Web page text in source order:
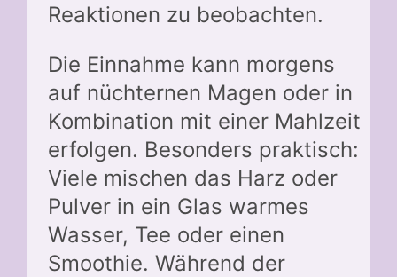
Reaktionen zu beobachten.
Die Einnahme kann morgens
auf nüchternen Magen oder in
Kombination mit einer Mahlzeit
erfolgen. Besonders praktisch:
Viele mischen das Harz oder
Pulver in ein Glas warmes
Wasser, Tee oder einen
Smoothie. Während der